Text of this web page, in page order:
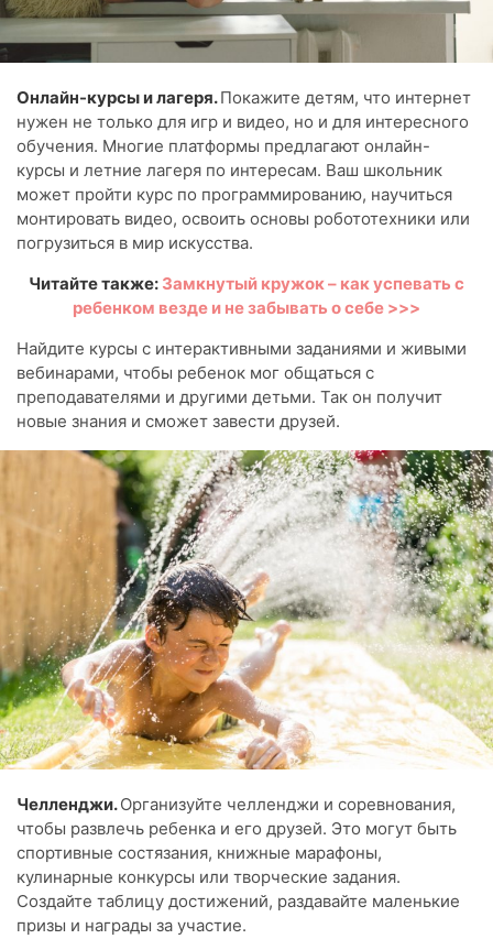
Онлайн-курсы и лагеря.Покажите детям, что интернет
нужен не только для игр и видео, но и для интересного
обучения. Многие платформы предлагают онлайн-
курсы и летние лагеря по интересам. Ваш школьник
может пройти курс по программированию, научиться
монтировать видео, освоить основы робототехники или
погрузиться в мир искусства.
Читайте также: Замкнутый кружок – как успевать с
ребенком везде и не забывать о себе >>>
Найдите курсы с интерактивными заданиями и живыми
вебинарами, чтобы ребенок мог общаться с
преподавателями и другими детьми. Так он получит
новые знания и сможет завести друзей.
Челленджи.Организуйте челленджи и соревнования,
чтобы развлечь ребенка и его друзей. Это могут быть
спортивные состязания, книжные марафоны,
кулинарные конкурсы или творческие задания.
Создайте таблицу достижений, раздавайте маленькие
призы и награды за участие.